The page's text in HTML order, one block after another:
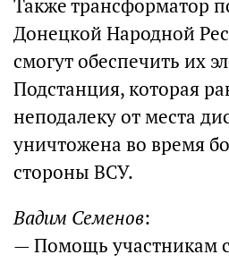
Также трансформатор
Донецкой Народной
смогут обеспечить их
Подстанция, которая
неподалеку от места
уничтожена во время
стороны ВСУ.
Вадим Семенов:
— Помощь участникам